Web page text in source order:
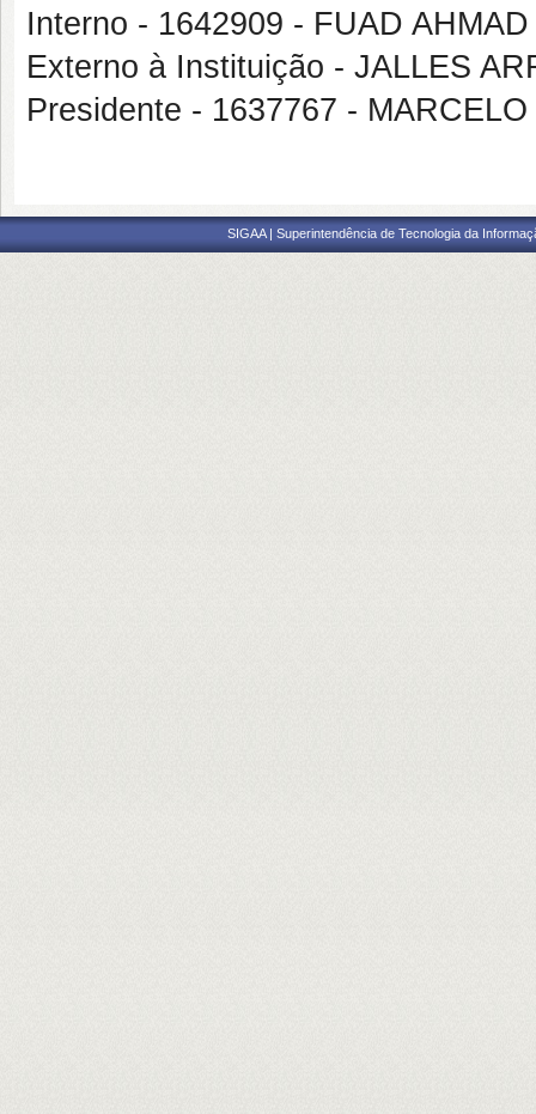
Interno - 1642909 - FUAD
Externo à Instituição - JALLES
Presidente - 1637767 -
SIGAA | Superintendência de Tecnologia da